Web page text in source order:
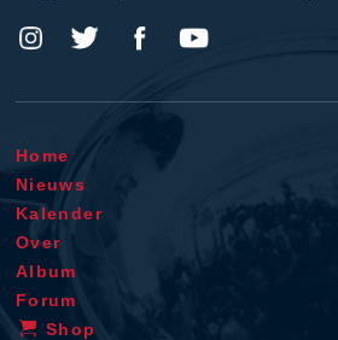
Home
Nieuws
Kalender
Over
Album
Forum
Shop